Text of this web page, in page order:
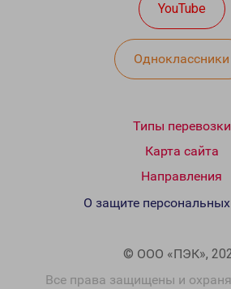
YouTube
Одноклассники
Типы перевозки
Карта сайта
Направления
© ООО «ПЭК»,
Все права защищены и
О защите